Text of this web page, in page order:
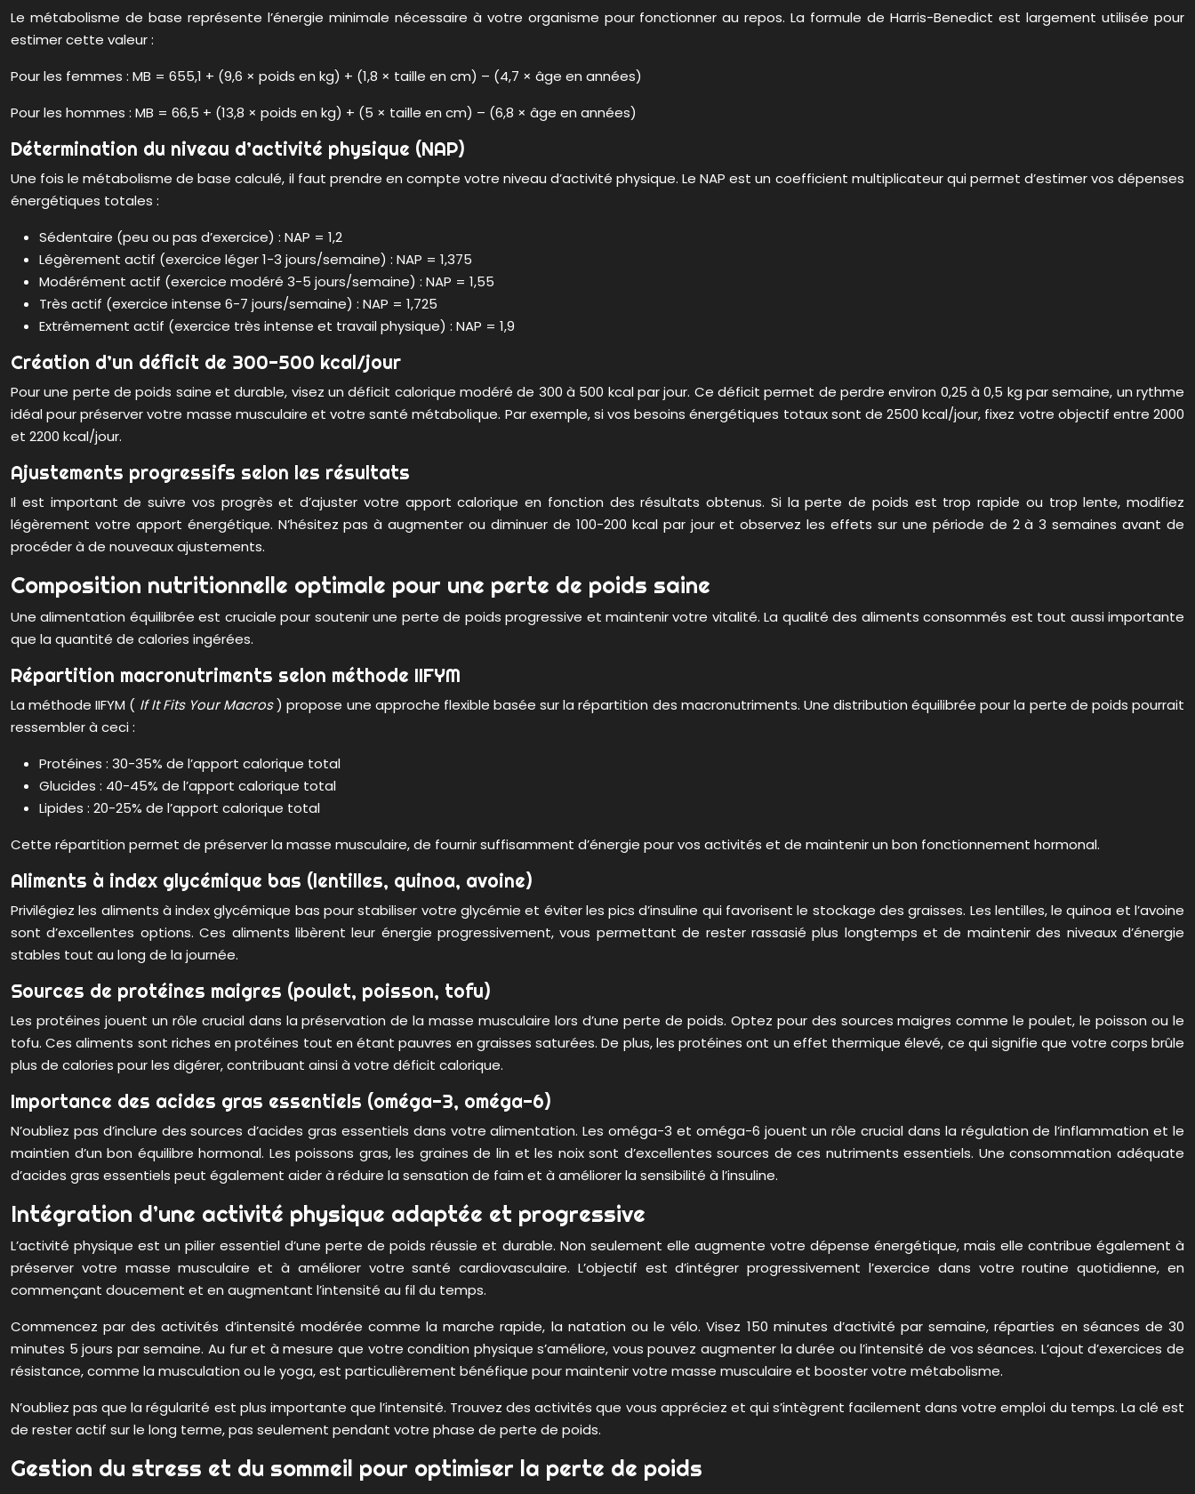
Le métabolisme de base représente l’énergie minimale nécessaire à votre organisme pour fonctionner au repos. La formule de Harris-Benedict est largement utilisée pour
estimer cette valeur :
Pour les femmes : MB = 655,1 + (9,6 × poids en kg) + (1,8 × taille en cm) – (4,7 × âge en années)
Pour les hommes : MB = 66,5 + (13,8 × poids en kg) + (5 × taille en cm) – (6,8 × âge en années)
Détermination du niveau d’activité physique (NAP)
Une fois le métabolisme de base calculé, il faut prendre en compte votre niveau d’activité physique. Le NAP est un coefficient multiplicateur qui permet d’estimer vos dépenses
énergétiques totales :
Sédentaire (peu ou pas d’exercice) : NAP = 1,2
Légèrement actif (exercice léger 1-3 jours/semaine) : NAP = 1,375
Modérément actif (exercice modéré 3-5 jours/semaine) : NAP = 1,55
Très actif (exercice intense 6-7 jours/semaine) : NAP = 1,725
Extrêmement actif (exercice très intense et travail physique) : NAP = 1,9
Création d’un déficit de 300-500 kcal/jour
Pour une perte de poids saine et durable, visez un déficit calorique modéré de 300 à 500 kcal par jour. Ce déficit permet de perdre environ 0,25 à 0,5 kg par semaine, un rythme
idéal pour préserver votre masse musculaire et votre santé métabolique. Par exemple, si vos besoins énergétiques totaux sont de 2500 kcal/jour, fixez votre objectif entre 2000
et 2200 kcal/jour.
Ajustements progressifs selon les résultats
Il est important de suivre vos progrès et d’ajuster votre apport calorique en fonction des résultats obtenus. Si la perte de poids est trop rapide ou trop lente, modifiez
légèrement votre apport énergétique. N’hésitez pas à augmenter ou diminuer de 100-200 kcal par jour et observez les effets sur une période de 2 à 3 semaines avant de
procéder à de nouveaux ajustements.
Composition nutritionnelle optimale pour une perte de poids saine
Une alimentation équilibrée est cruciale pour soutenir une perte de poids progressive et maintenir votre vitalité. La qualité des aliments consommés est tout aussi importante
que la quantité de calories ingérées.
Répartition macronutriments selon méthode IIFYM
La méthode IIFYM ( If It Fits Your Macros) propose une approche flexible basée sur la répartition des macronutriments. Une distribution équilibrée pour la perte de poids pourrait
ressembler à ceci :
Protéines : 30-35% de l’apport calorique total
Glucides : 40-45% de l’apport calorique total
Lipides : 20-25% de l’apport calorique total
Cette répartition permet de préserver la masse musculaire, de fournir suffisamment d’énergie pour vos activités et de maintenir un bon fonctionnement hormonal.
Aliments à index glycémique bas (lentilles, quinoa, avoine)
Privilégiez les aliments à index glycémique bas pour stabiliser votre glycémie et éviter les pics d’insuline qui favorisent le stockage des graisses. Les lentilles, le quinoa et l’avoine
sont d’excellentes options. Ces aliments libèrent leur énergie progressivement, vous permettant de rester rassasié plus longtemps et de maintenir des niveaux d’énergie
stables tout au long de la journée.
Sources de protéines maigres (poulet, poisson, tofu)
Les protéines jouent un rôle crucial dans la préservation de la masse musculaire lors d’une perte de poids. Optez pour des sources maigres comme le poulet, le poisson ou le
tofu. Ces aliments sont riches en protéines tout en étant pauvres en graisses saturées. De plus, les protéines ont un effet thermique élevé, ce qui signifie que votre corps brûle
plus de calories pour les digérer, contribuant ainsi à votre déficit calorique.
Importance des acides gras essentiels (oméga-3, oméga-6)
N’oubliez pas d’inclure des sources d’acides gras essentiels dans votre alimentation. Les oméga-3 et oméga-6 jouent un rôle crucial dans la régulation de l’inflammation et le
maintien d’un bon équilibre hormonal. Les poissons gras, les graines de lin et les noix sont d’excellentes sources de ces nutriments essentiels. Une consommation adéquate
d’acides gras essentiels peut également aider à réduire la sensation de faim et à améliorer la sensibilité à l’insuline.
Intégration d’une activité physique adaptée et progressive
L’activité physique est un pilier essentiel d’une perte de poids réussie et durable. Non seulement elle augmente votre dépense énergétique, mais elle contribue également à
préserver votre masse musculaire et à améliorer votre santé cardiovasculaire. L’objectif est d’intégrer progressivement l’exercice dans votre routine quotidienne, en
commençant doucement et en augmentant l’intensité au fil du temps.
Commencez par des activités d’intensité modérée comme la marche rapide, la natation ou le vélo. Visez 150 minutes d’activité par semaine, réparties en séances de 30
minutes 5 jours par semaine. Au fur et à mesure que votre condition physique s’améliore, vous pouvez augmenter la durée ou l’intensité de vos séances. L’ajout d’exercices de
résistance, comme la musculation ou le yoga, est particulièrement bénéfique pour maintenir votre masse musculaire et booster votre métabolisme.
N’oubliez pas que la régularité est plus importante que l’intensité. Trouvez des activités que vous appréciez et qui s’intègrent facilement dans votre emploi du temps. La clé est
de rester actif sur le long terme, pas seulement pendant votre phase de perte de poids.
Gestion du stress et du sommeil pour optimiser la perte de poids